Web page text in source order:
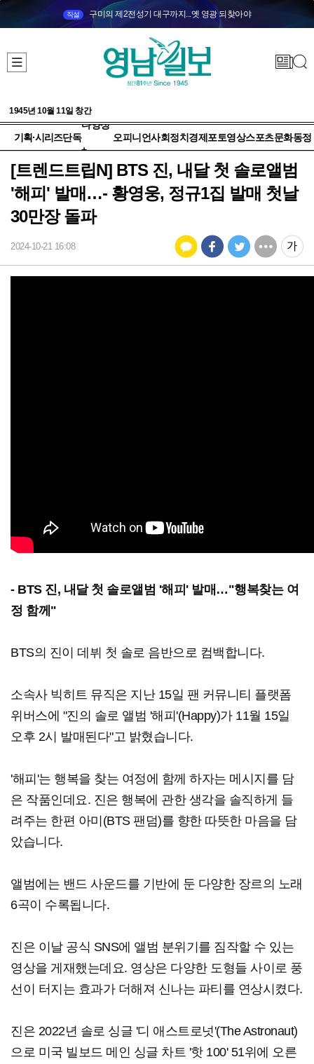
직설 구미의 제2전성기 대구까지...옛 영광 되찾아야
1945년 10월 11일 창간
기획·시리즈단독
다양성
+
오피니언사회정치 경제 포토영상스포츠문화동정
[트렌드트립N] BTS 진, 내달 첫 솔로앨범
'해피' 발매…- 황영웅, 정규1집 발매 첫날
30만장 돌파
2024-10-21 16:08
- BTS 진, 내달 첫 솔로앨범 '해피' 발매…"행복찾는 여
정 함께"
BTS의 진이 데뷔 첫 솔로 음반으로 컴백합니다.
소속사 빅히트 뮤직은 지난 15일 팬 커뮤니티 플랫폼
위버스에 "진의 솔로 앨범 '해피'(Happy)가 11월 15일
오후 2시 발매된다"고 밝혔습니다.
'해피'는 행복을 찾는 여정에 함께 하자는 메시지를 담
은 작품인데요. 진은 행복에 관한 생각을 솔직하게 들
려주는 한편 아미(BTS 팬덤)를 향한 따뜻한 마음을 담
았습니다.
앨범에는 밴드 사운드를 기반에 둔 다양한 장르의 노래
6곡이 수록됩니다.
진은 이날 공식 SNS에 앨범 분위기를 짐작할 수 있는
영상을 게재했는데요. 영상은 다양한 도형들 사이로 풍
선이 터지는 효과가 더해져 신나는 파티를 연상시켰다.
진은 2022년 솔로 싱글 '디 애스트로넛'(The Astronaut)
으로 미국 빌보드 메인 싱글 차트 '핫 100' 51위에 오른